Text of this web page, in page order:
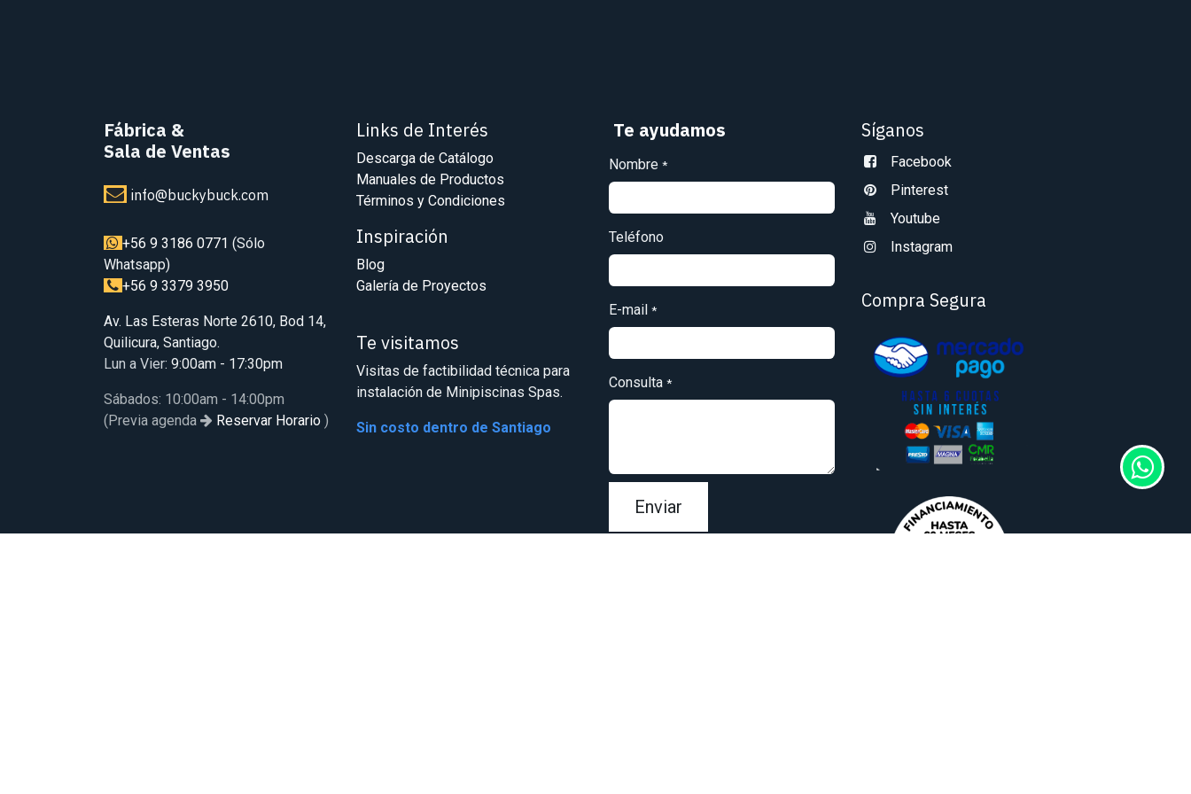
Fábrica &
Sala de Ventas
info@buckybuck.com
+56 9 3186 0771 (Sólo
Whatsapp)
+56 9 3379 3950
Av. Las Esteras Norte 2610, Bod 14,
Quilicura, Santiago.
Lun a Vier: 9:00am - 17:30pm
Sábados: 10:00am - 14:00pm
(Previa agenda
Reservar Horario )
Links de Interés
Descarga de Catálogo
Manuales de Productos
Términos y Condiciones
Inspiración
Blog
Galería de Proyectos
Te visitamos
Visitas de factibilidad técnica para
instalación de Minipiscinas Spas.
Sin costo dentro de Santiago
Te ayudamos
Nombre *
Teléfono
E-mail *
Consulta *
Enviar
Síganos
Facebook
Pinterest
Youtube
Instagram
Compra Segura